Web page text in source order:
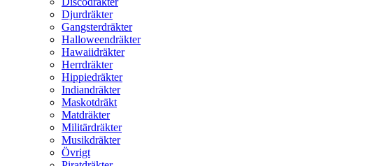
Djurdräkter
Gangsterdräkter
Halloweendräkter
Hawaiidräkter
Herrdräkter
Hippiedräkter
Indiandräkter
Maskotdräkt
Matdräkter
Militärdräkter
Musikdräkter
Övrigt